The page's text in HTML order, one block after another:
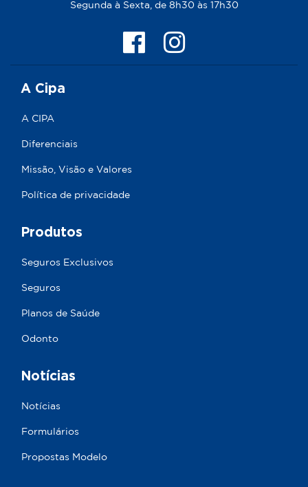
Segunda à Sexta, de 8h30 às 17h30
A Cipa
A CIPA
Diferenciais
Missão, Visão e Valores
Política de privacidade
Produtos
Seguros Exclusivos
Seguros
Planos de Saúde
Odonto
Notícias
Notícias
Formulários
Propostas Modelo